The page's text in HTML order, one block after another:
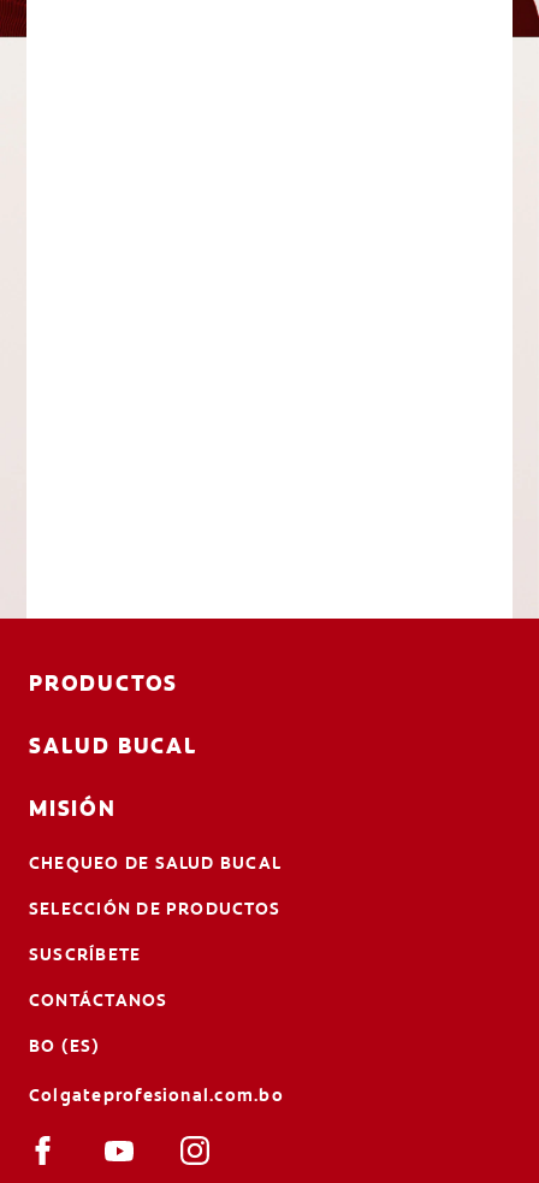
PRODUCTOS
SALUD BUCAL
MISIÓN
CHEQUEO DE SALUD BUCAL
SELECCIÓN DE PRODUCTOS
SUSCRÍBETE
CONTÁCTANOS
BO (ES)
Colgateprofesional.com.bo